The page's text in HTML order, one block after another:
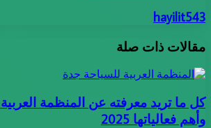
hayilit543
مقالات ذات صلة
كل ما تريد معرفته عن المنظمة
وأهم فعالياتها 2025